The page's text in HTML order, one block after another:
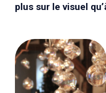
plus sur le visuel